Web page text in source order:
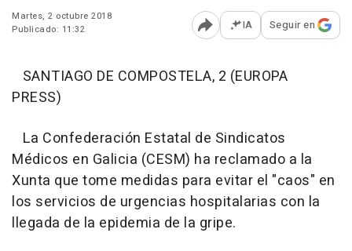
Martes, 2 octubre 2018
Publicado: 11:32
Abrir opciones para
IA Seguir en
SANTIAGO DE COMPOSTELA, 2 (EUROPA
PRESS)
La Confederación Estatal de Sindicatos
Médicos en Galicia (CESM) ha reclamado a la
Xunta que tome medidas para evitar el "caos" en
los servicios de urgencias hospitalarias con la
llegada de la epidemia de la gripe.